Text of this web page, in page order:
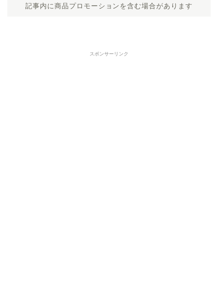
記事内に商品プロモーションを含む場合があります
スポンサーリンク